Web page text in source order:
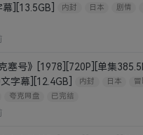
][13.5GB]
内封 日本 剧情
塞号》[1978][720P][单集
字幕][12.4GB]
内封 日本 冒
夸克网盘 已完结